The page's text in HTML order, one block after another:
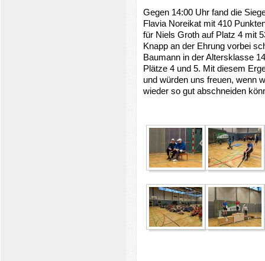
Gegen 14:00 Uhr fand die
Flavia Noreikat mit 410
für Niels Groth auf Platz 4 mit
Knapp an der Ehrung vorbei
Baumann in der Altersklasse
Plätze 4 und 5. Mit diesem
und würden uns freuen, wenn
wieder so gut abschneiden